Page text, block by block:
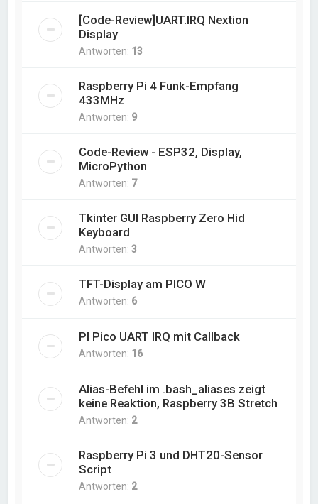
[Code-Review]UART.IRQ Nextion
Display
Antworten: 13
Raspberry Pi 4 Funk-Empfang
433MHz
Antworten: 9
Code-Review - ESP32, Display,
MicroPython
Antworten: 7
Tkinter GUI Raspberry Zero Hid
Keyboard
Antworten:3
TFT-Display am PICO W
Antworten: 6
PI Pico UART IRQ mit Callback
Antworten: 16
Alias-Befehl im .bash_aliases zeigt
keine Reaktion, Raspberry 3B Stretch
Antworten: 2
Raspberry Pi 3 und DHT20-Sensor
Script
Antworten: 2